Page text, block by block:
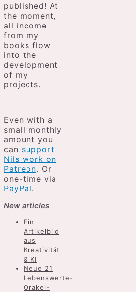
published! At
the moment,
all income
from my
books flow
into the
development
of my
projects.
Even with a
small monthly
amount you
can support
Nils work on
Patreon. Or
one-time via
PayPal.
New articles
Ein
Artikelbild
aus
Kreativität
& KI
Neue 21
Lebenswerte-
Orakel-